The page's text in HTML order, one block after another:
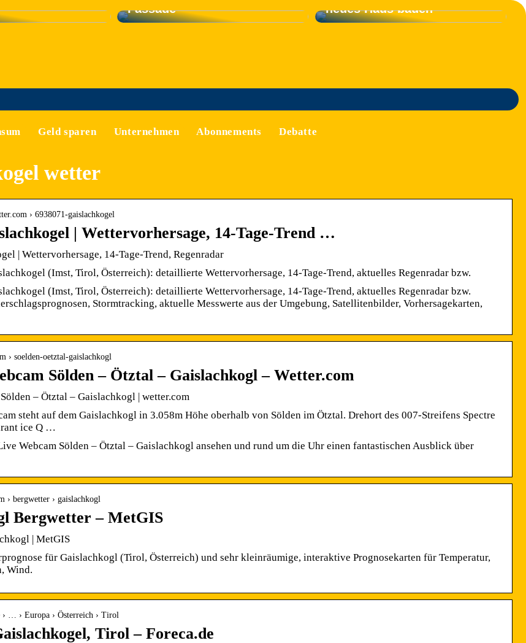
Fassade
neues Haus bauen
Geld sparen Unternehmen Abonnements Debatte
wetter
› 6938071-gaislachkogel
| Wettervorhersage, 14-Tage-Trend …
| Wettervorhersage, 14-Tage-Trend, Regenradar
(Imst, Tirol, Österreich): detaillierte Wettervorhersage, 14-Tage-Trend, aktuelles Regenradar bzw.
(Imst, Tirol, Österreich): detaillierte Wettervorhersage, 14-Tage-Trend, aktuelles Regenradar bzw.
Stormtracking, aktuelle Messwerte aus der Umgebung, Satellitenbilder, Vorhersagekarten,
› soelden-oetztal-gaislachkogl
Sölden – Ötztal – Gaislachkogl – Wetter.com
– Ötztal – Gaislachkogl | wetter.com
steht auf dem Gaislachkogl in 3.058m Höhe oberhalb von Sölden im Ötztal. Drehort des 007-Streifens Spectre
ice Q …
Webcam Sölden – Ötztal – Gaislachkogl ansehen und rund um die Uhr einen fantastischen Ausblick über
› bergwetter › gaislachkogl
Bergwetter – MetGIS
| MetGIS
für Gaislachkogl (Tirol, Österreich) und sehr kleinräumige, interaktive Prognosekarten für Temperatur,
Wind.
… › Europa › Österreich › Tirol
Tirol – Foreca.de